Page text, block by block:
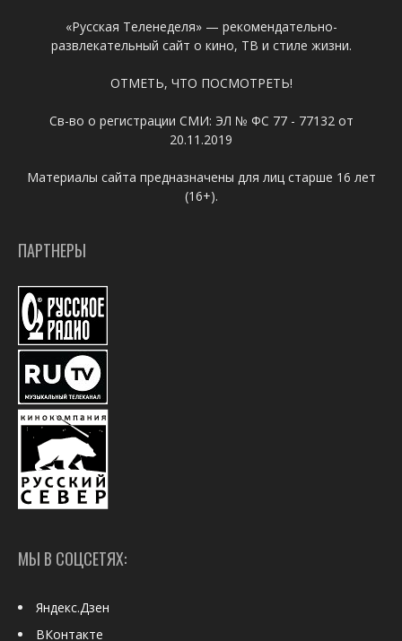
«Русская Теленеделя» — рекомендательно-
развлекательный сайт о кино, ТВ и стиле жизни.
ОТМЕТЬ, ЧТО ПОСМОТРЕТЬ!
Св-во о регистрации СМИ: ЭЛ № ФС 77 - 77132 от
20.11.2019
Материалы сайта предназначены для лиц старше 16 лет
(16+).
ПАРТНЕРЫ
МЫ В СОЦСЕТЯХ:
Яндекс.Дзен
ВКонтакте